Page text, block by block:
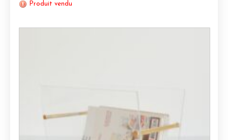
Produit vendu